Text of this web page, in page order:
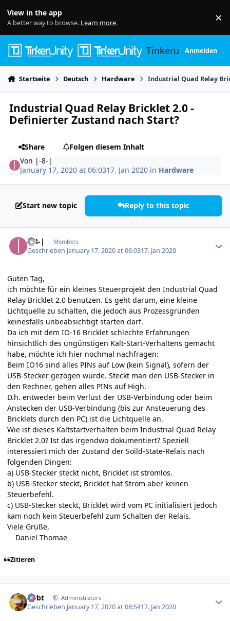
View in the app
A better way to browse. Learn more. ×
TinkerunityAnmelden
Startseite Deutsch Hardware Industrial Quad Relay
Industrial Quad Relay Bricklet 2.0 -
Definierter Zustand nach Start?
Share
Folgen diesem Inhalt
Von |-8-|
January 17, 2020 at 06:0317. Jan 2020 in Hardware
Start new topic Reply to this topic
|-8-| Members
Geschrieben January 17, 2020 at 06:0317. Jan 2020
Guten Tag,
ich möchte für ein kleines Steuerprojekt den Industrial Quad
Relay Bricklet 2.0 benutzen. Es geht darum, eine kleine
Lichtquelle zu schalten, die jedoch aus Prozessgründen
keinesfalls unbeabsichtigt starten darf.
Da ich mit dem IO-16 Bricklet schlechte Erfahrungen
hinsichtlich des ungünstigen Kalt-Start-Verhaltens gemacht
habe, möchte ich hier nochmal nachfragen:
Beim IO16 sind alles PINs auf Low (kein Signal), sofern der
USB-Stecker gezogen wurde. Steckt man den USB-Stecker in
den Rechner, gehen alles PINs auf High.
D.h. entweder beim Verlust der USB-Verbindung oder beim
Anstecken der USB-Verbindung (bis zur Ansteuerung des
Bricklets durch den PC) ist die Lichtquelle an.
Wie ist dieses Kaltstartverhalten beim Industrial Quad Relay
Bricklet 2.0? Ist das irgendwo dokumentiert? Speziell
interessiert mich der Zustand der Soild-State-Relais nach
folgenden Dingen:
a) USB-Stecker steckt nicht, Bricklet ist stromlos.
b) USB-Stecker steckt, Bricklet hat Strom aber keinen
Steuerbefehl.
c) USB-Stecker steckt, Bricklet wird vom PC initialisiert jedoch
kam noch kein Steuerbefehl zum Schalten der Relais.
Viele Grüße,
Daniel Thomae
Zitieren
rtrbt Administrators
Geschrieben January 17, 2020 at 08:5417. Jan 2020